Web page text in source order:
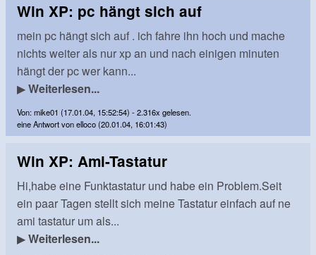
Win XP: pc hängt sich auf
mein pc hängt sich auf . ich fahre ihn hoch und mache
nichts weiter als nur xp an und nach einigen minuten
hängt der pc wer kann...
▶Weiterlesen...
Von: mike01 (17.01.04, 15:52:54) - 2.316x gelesen.
eine Antwort von elloco (20.01.04, 16:01:43)
Win XP: Ami-Tastatur
Hi,habe eine Funktastatur und habe ein Problem.Seit
ein paar Tagen stellt sich meine Tastatur einfach auf ne
ami tastatur um als...
▶Weiterlesen...